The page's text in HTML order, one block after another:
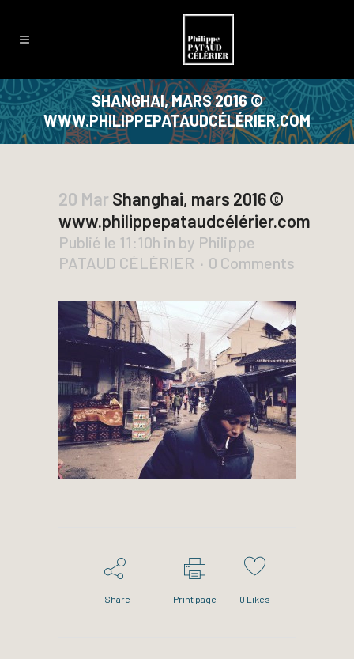
SHANGHAI, MARS 2016 ©
WWW.PHILIPPEPATAUDCÉLÉRIER.COM
20 Mar Shanghai, mars 2016 ©
www.philippepataudcélérier.com
Publié le 11:10h in by Philippe
PATAUD CÉLÉRIER
0 Comments
Share Print page 0 Likes